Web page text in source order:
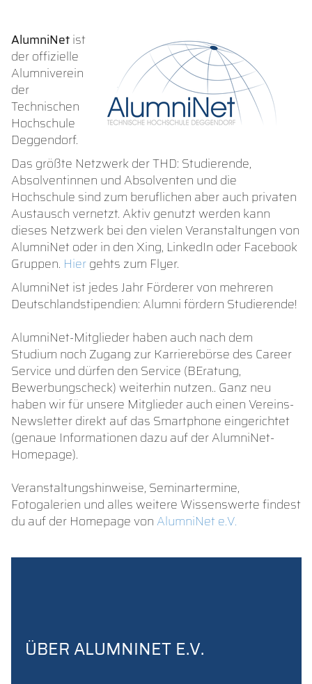
AlumniNetist
der offizielle
Alumniverein
der
Technischen
Hochschule
Deggendorf.
Das größte Netzwerk der THD: Studierende,
Absolventinnen und Absolventen und die
Hochschule sind zum beruflichen aber auch privaten
Austausch vernetzt. Aktiv genutzt werden kann
dieses Netzwerk bei den vielen Veranstaltungen von
AlumniNet oder in den Xing, LinkedIn oder Facebook
Gruppen. Hiergehts zum Flyer.
AlumniNet ist jedes Jahr Förderer von mehreren
Deutschlandstipendien: Alumni fördern Studierende!
AlumniNet-Mitglieder haben auch nach dem
Studium noch Zugang zur Karrierebörse des Career
Service und dürfen den Service (BEratung,
Bewerbungscheck) weiterhin nutzen.. Ganz neu
haben wir für unsere Mitglieder auch einen Vereins-
Newsletter direkt auf das Smartphone eingerichtet
(genaue Informationen dazu auf der AlumniNet-
Homepage).
Veranstaltungshinweise, Seminartermine,
Fotogalerien und alles weitere Wissenswerte findest
du auf der Homepage von AlumniNet e.V.
ÜBER ALUMNINET E.V.